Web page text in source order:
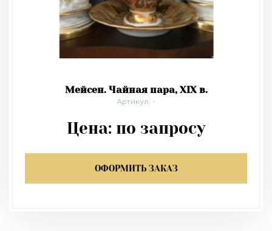
Мейсен. Чайная пара, XIX в.
Артикул: -
Цена: по запросу
ОФОРМИТЬ ЗАКАЗ